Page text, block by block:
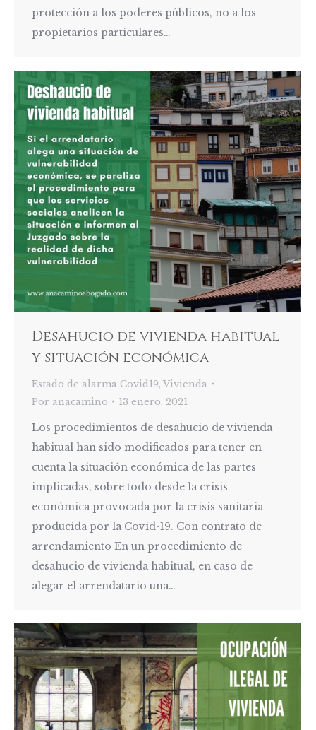
protección a los poderes públicos, no a los
propietarios particulares…
Desahucio de vivienda habitual
y situación económica
Estado de alarma Covid19, Vivienda
Por anacamino 13 enero, 2021
Los procedimientos de desahucio de vivienda
habitual han sido modificados para tener en
cuenta la situación económica de las partes
implicadas, sobre todo desde la crisis
económica provocada por la crisis sanitaria
producida por la Covid-19. Con contrato de
arrendamiento En un procedimiento de
desahucio de vivienda habitual, en caso de
alegar el arrendatario una…